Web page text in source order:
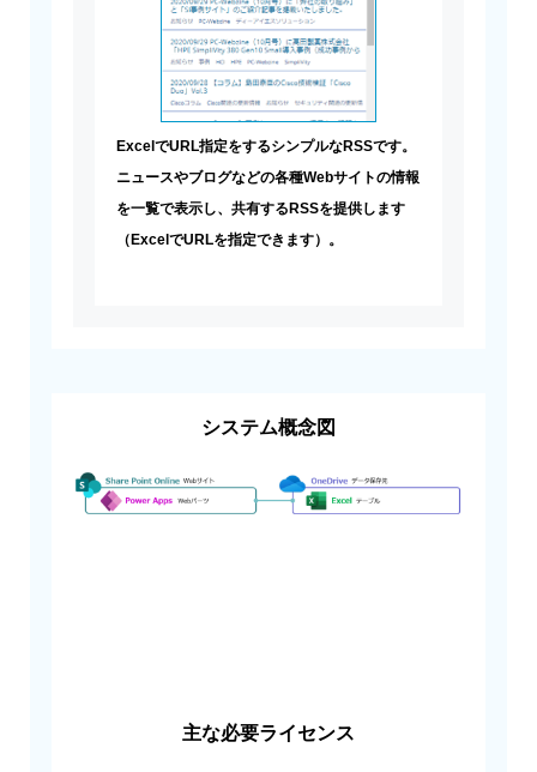
ExcelでURL指定をするシンプルなRSSです。
ニュースやブログなどの各種Webサイトの情報
を一覧で表示し、共有するRSSを提供します
（ExcelでURLを指定できます）。
システム概念図
主な必要ライセンス